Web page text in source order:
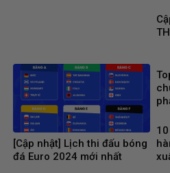
[Cập nhật] Lịch thi đấu bóng
đá Euro 2024 mới nhất